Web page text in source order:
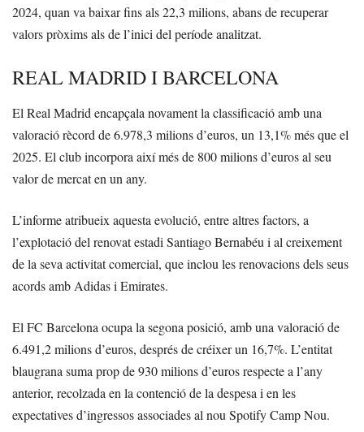
2024, quan va baixar fins als 22,3 milions, abans de recuperar
valors pròxims als de l’inici del període analitzat.
REAL MADRID I BARCELONA
El Real Madrid encapçala novament la classificació amb una
valoració rècord de 6.978,3 milions d’euros, un 13,1% més que el
2025. El club incorpora així més de 800 milions d’euros al seu
valor de mercat en un any.
L’informe atribueix aquesta evolució, entre altres factors, a
l’explotació del renovat estadi Santiago Bernabéu i al creixement
de la seva activitat comercial, que inclou les renovacions dels seus
acords amb Adidas i Emirates.
El FC Barcelona ocupa la segona posició, amb una valoració de
6.491,2 milions d’euros, després de créixer un 16,7%. L’entitat
blaugrana suma prop de 930 milions d’euros respecte a l’any
anterior, recolzada en la contenció de la despesa i en les
expectatives d’ingressos associades al nou Spotify Camp Nou.